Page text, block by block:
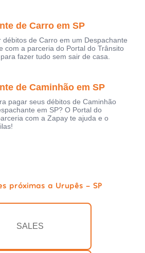
de Carro em SP
débitos de Carro em um Despachante
com a parceria do Portal do Trânsito
fazer tudo sem sair de casa.
de Caminhão em SP
pagar seus débitos de Caminhão
em SP? O Portal do
com a Zapay te ajuda e o
próximas a Urupês - SP
SALES